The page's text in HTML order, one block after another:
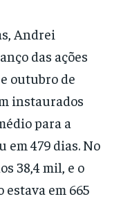
Andrei
das ações
outubro de
instaurados
para a
479 dias. No
38,4 mil, e o
em 665